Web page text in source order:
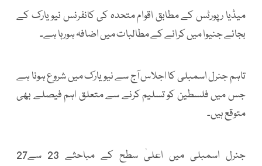
میڈیا رپورٹس کے مطابق اقوام متحدہ کی کانفرنس نیویارک کے
بجائے جنیوا میں کرانے کے مطالبات میں اضافہ ہورہا ہے۔
تاہم جنرل اسمبلی کا اجلاس آج سے نیویارک میں شروع ہونا ہے
جس میں فلسطین کو تسلیم کرنے سے متعلق اہم فیصلے بھی
متوقع ہیں۔
جنرل اسمبلی میں اعلیٰ سطح کے مباحثے 23 سے27